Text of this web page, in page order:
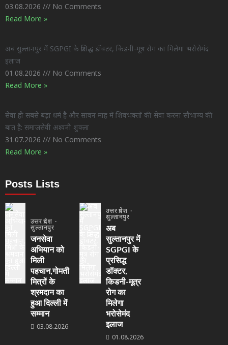
03.08.2026
No Comments
Read More »
अब सुल्तानपुर में SGPGI के प्रसिद्ध डॉक्टर, किडनी-मूत्र रोग का मिलेगा भरोसेमंद
इलाज
01.08.2026
No Comments
Read More »
सेवा ही सबसे बड़ा धर्म है और सावन माह में शिवभक्तों की सेवा करना सौभाग्य की
बात है: समाजसेवी अश्वनी शुक्ला
31.07.2026
No Comments
Read More »
Posts Lists
उत्तर प्रदेश
सुल्तानपुर
जनसेवा
अभियान को
मिली
पहचान,गोमती
मित्रों के
श्रमदान का
हुआ दिल्ली में
सम्मान
03.08.2026
उत्तर प्रदेश
सुल्तानपुर
अब
सुल्तानपुर में
SGPGI के
प्रसिद्ध
डॉक्टर,
किडनी-मूत्र
रोग का
मिलेगा
भरोसेमंद
इलाज
01.08.2026